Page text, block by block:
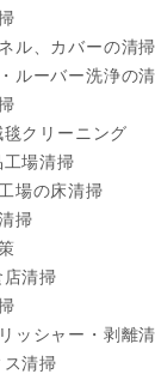
ル、カバーの清掃
ルーバー洗浄の
クリーニング
場清掃
場の床清掃
掃
店清掃
ッシャー・剥離清
清掃